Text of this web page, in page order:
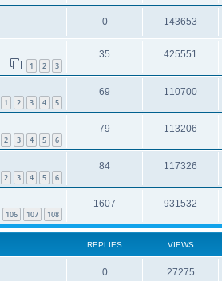
0 143653
1 2 3
35 425551
1 2 3 4 5
69 110700
2 3 4 5 6
79 113206
2 3 4 5 6
84 117326
106 107 108
1607 931532
REPLIES VIEWS
0 27275